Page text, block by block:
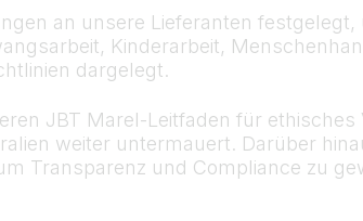
an unsere Lieferanten
Kinderarbeit,
dargelegt.
JBT Marel-Leitfaden für
weiter untermauert. Darüber
Transparenz und Compliance zu